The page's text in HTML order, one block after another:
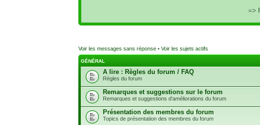
=>
Voir les messages sans réponse • Voir les sujets actifs
GÉNÉRAL
A lire : Règles du forum / FAQ
Règles du forum
Remarques et suggestions sur le forum
Remarques et suggestions d'améliorations du forum
Présentation des membres du forum
Topics de présentation des membres du forum